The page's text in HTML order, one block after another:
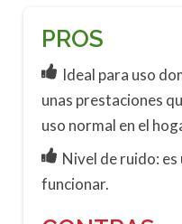
PROS
Ideal para uso
unas prestaciones
uso normal en el
Nivel de ruido: es
funcionar.